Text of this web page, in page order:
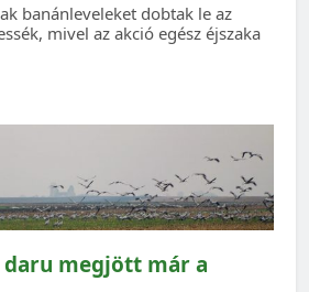
banánleveleket dobtak le az
mivel az akció egész éjszaka
daru megjött már a